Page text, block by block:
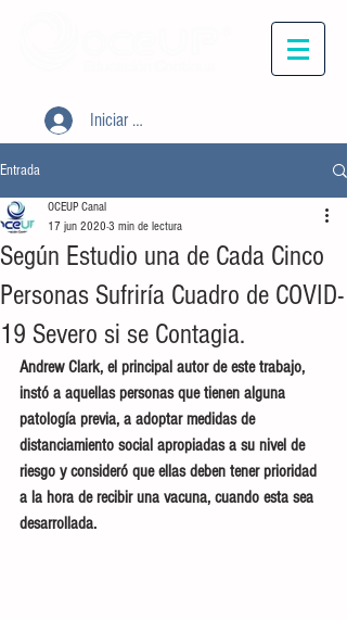
Iniciar sesión
Entrada
Según Estudio una de Cada Cinco
Personas Sufriría Cuadro de COVID-
19 Severo si se Contagia.
OCEUP Canal
17 jun 2020 3 min de lectura
Andrew Clark, el principal autor de este trabajo,
instó a aquellas personas que tienen alguna
patología previa, a adoptar medidas de
distanciamiento social apropiadas a su nivel de
riesgo y consideró que ellas deben tener prioridad
a la hora de recibir una vacuna, cuando esta sea
desarrollada.